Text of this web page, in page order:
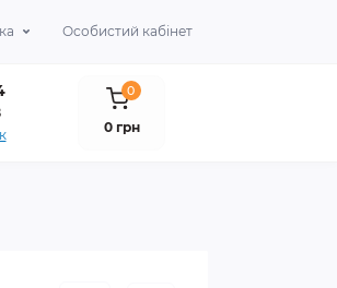
Особистий кабінет
0
0 грн